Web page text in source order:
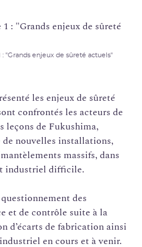
: "Grands enjeux de sûreté actuels"
les enjeux de sûreté
confrontés les acteurs de
leçons de Fukushima,
de nouvelles installations,
massifs, dans
industriel difficile.
des
et de contrôle suite à la
d’écarts de fabrication ainsi
en cours et à venir.